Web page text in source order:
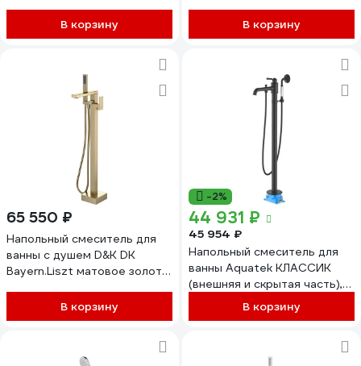
В корзину В корзину
65 550 ₽
Напольный смеситель для
ванны с душем D&K DK
Bayern.Liszt матовое золото
В корзину
-2%
44 931 ₽
45 954 ₽
Напольный смеситель для
ванны Aquatek КЛАССИК
(внешняя и скрытая часть),
матовый черный AQ1545MB
00000135277
В корзину